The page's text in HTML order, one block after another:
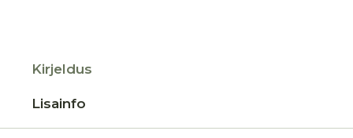
Kirjeldus
Lisainfo